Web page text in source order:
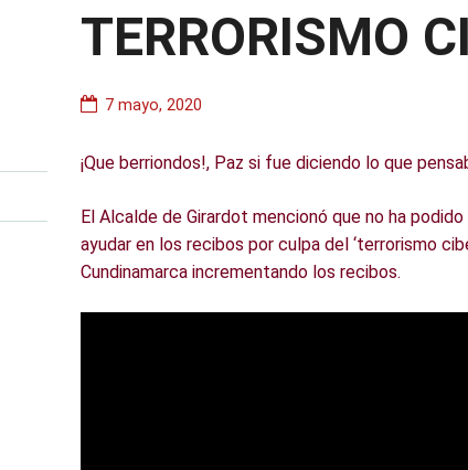
TERRORISMO
7 mayo, 2020
¡Que berriondos!, Paz si fue diciendo lo que
El Alcalde de Girardot mencionó que no ha
ayudar en los recibos por culpa del ‘terrorismo
Cundinamarca incrementando los recibos.